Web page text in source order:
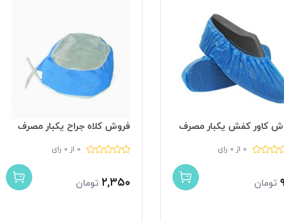
کاور کفش یکبار مصرف
0 از 0 رای
تومان
فروش کلاه جراح یکبار مصرف
0 از 0 رای
۲,۳۵۰ تومان